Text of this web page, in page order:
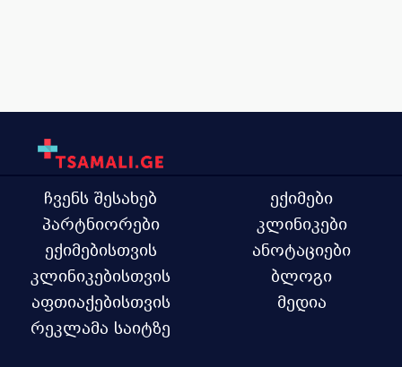
ჩვენს შესახებ
პარტნიორები
ექიმებისთვის
კლინიკებისთვის
აფთიაქებისთვის
რეკლამა საიტზე
ექიმები
კლინიკები
ანოტაციები
ბლოგი
მედია